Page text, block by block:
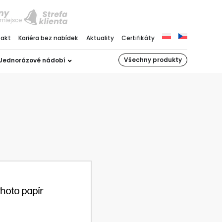
nádobí Všechny produkty
Kariéra bez nabídek Aktuality Certifikáty
papír